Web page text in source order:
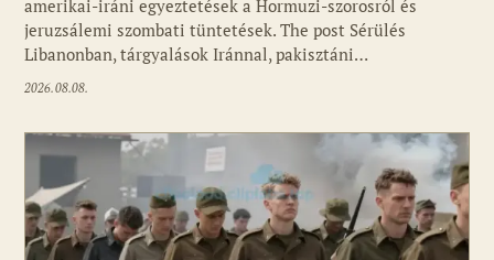
amerikai-iráni egyeztetések a Hormuzi-szorosról és
jeruzsálemi szombati tüntetések. The post Sérülés
Libanonban, tárgyalások Iránnal, pakisztáni…
2026.08.08.